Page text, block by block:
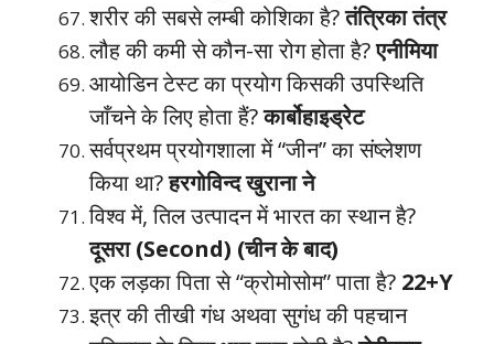
शरीर की सबसे लम्बी कोशिका है?तंत्रिका तंत्र
लौह की कमी से कौन-सा रोग होता है?एनीमिया
आयोडिन टेस्ट का प्रयोग किसकी उपस्थिति
जाँचने के लिए होता हैं?कार्बोहाइड्रेट
सर्वप्रथम प्रयोगशाला में “जीन” का संष्लेशण
किया था?हरगोविन्द खुराना ने
विश्व में, तिल उत्पादन में भारत का स्थान है?
दूसरा (Second) (चीन के बाद)
एक लड़का पिता से “क्रोमोसोम” पाता है? 22+Y
इत्र की तीखी गंध अथवा सुगंध की पहचान